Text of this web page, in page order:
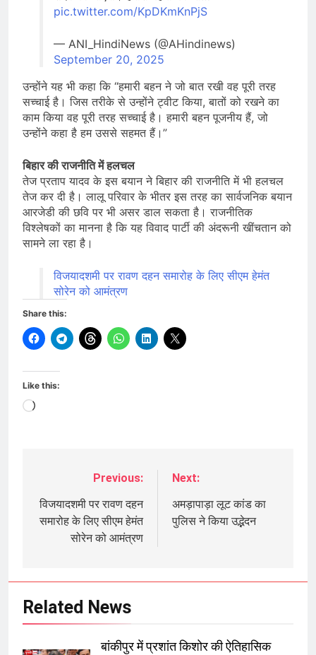
pic.twitter.com/KpDKmKnPjS
— ANI_HindiNews (@AHindinews)
September 20, 2025
उन्होंने यह भी कहा कि “हमारी बहन ने जो बात रखी वह पूरी तरह
सच्चाई है। जिस तरीके से उन्होंने ट्वीट किया, बातों को रखने का
काम किया वह पूरी तरह सच्चाई है। हमारी बहन पूजनीय हैं, जो
उन्होंने कहा है हम उससे सहमत हैं।”
बिहार की राजनीति में हलचल
तेज प्रताप यादव के इस बयान ने बिहार की राजनीति में भी हलचल
तेज कर दी है। लालू परिवार के भीतर इस तरह का सार्वजनिक बयान
आरजेडी की छवि पर भी असर डाल सकता है। राजनीतिक
विश्लेषकों का मानना है कि यह विवाद पार्टी की अंदरूनी खींचतान को
सामने ला रहा है।
विजयादशमी पर रावण दहन समारोह के लिए सीएम हेमंत
सोरेन को आमंत्रण
Share this:
Like this:
Loading…
navigation
Previous:
विजयादशमी पर रावण दहन
समारोह के लिए सीएम हेमंत
सोरेन को आमंत्रण
Next:
अमड़ापाड़ा लूट कांड का
पुलिस ने किया उद्भेदन
Related News
बांकीपुर में प्रशांत किशोर की ऐतिहासिक